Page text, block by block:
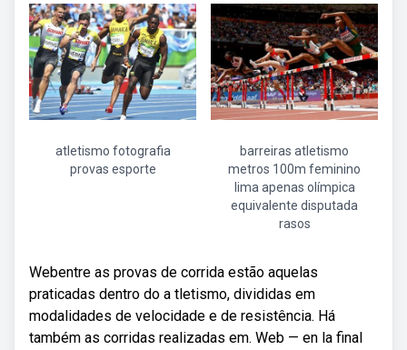
atletismo fotografia
provas esporte
barreiras atletismo
metros 100m feminino
lima apenas olímpica
equivalente disputada
rasos
Webentre as provas de corrida estão aquelas
praticadas dentro do a tletismo, divididas em
modalidades de velocidade e de resistência. Há
também as corridas realizadas em. Web — en la final